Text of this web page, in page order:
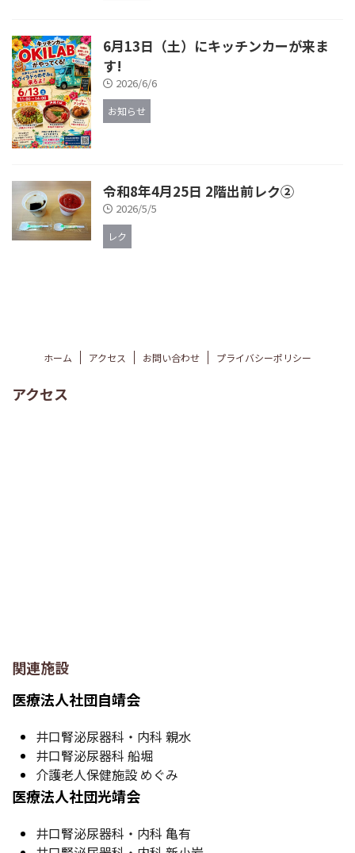
6月13日（土）にキッチンカーが来ま
す!
2026/6/6
お知らせ
令和8年4月25日 2階出前レク②
2026/5/5
レク
ホーム アクセス お問い合わせ プライバシーポリシー
アクセス
関連施設
医療法人社団自靖会
井口腎泌尿器科・内科 親水
井口腎泌尿器科 船堀
介護老人保健施設 めぐみ
医療法人社団光靖会
井口腎泌尿器科・内科 亀有